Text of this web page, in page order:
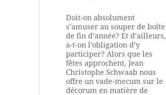
Doit-on absolument
s’amuser au souper de boîte
de fin d’année? Et d’ailleurs,
a-t-on l’obligation d’y
participer? Alors que les
fêtes approchent, Jean
Christophe Schwaab nous
offre un vade-mecum sur le
décorum en matière de